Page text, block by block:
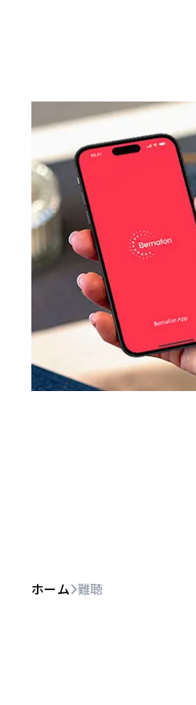
ホーム 難聴